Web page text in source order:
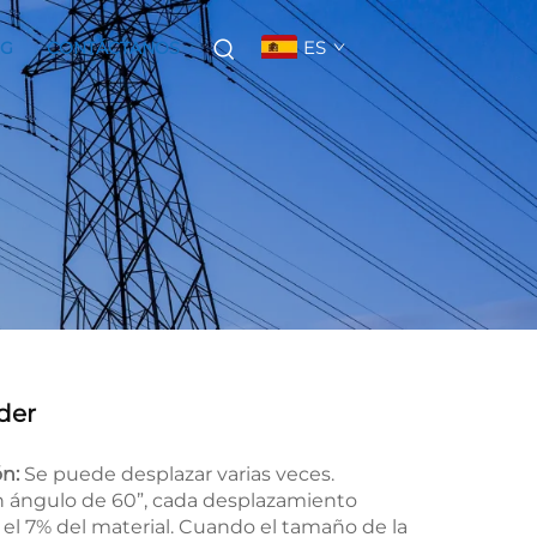
CONTÁCTANOS ES
Se puede desplazar varias veces.
ángulo de 60”, cada desplazamiento
7% del material. Cuando el tamaño de la